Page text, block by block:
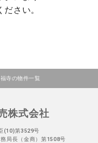
さい。
寺の物件一覧
株式会社
(10)第3529号
局長（金商）第1508号